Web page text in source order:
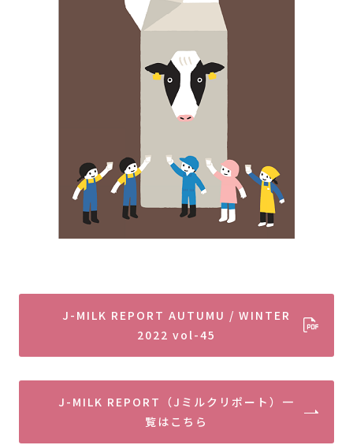
J-MILK REPORT AUTUMU / WINTER
2022 vol-45
J-MILK REPORT（Jミルクリポート）一
覧はこちら